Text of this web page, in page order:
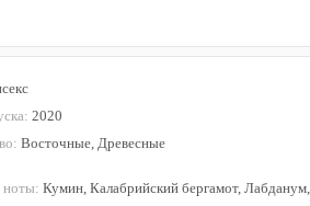
2020
Восточные, Древесные
ноты: Кумин, Калабрийский бергамот,